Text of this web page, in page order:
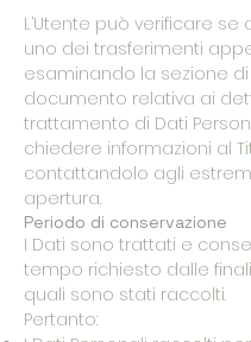
L’Utente può verificare
uno dei trasferimenti
esaminando la sezione
documento relativa ai
trattamento di Dati
chiedere informazioni al
contattandolo agli
apertura.
Periodo di conservazione
I Dati sono trattati e
tempo richiesto dalle
quali sono stati raccolti.
Pertanto: